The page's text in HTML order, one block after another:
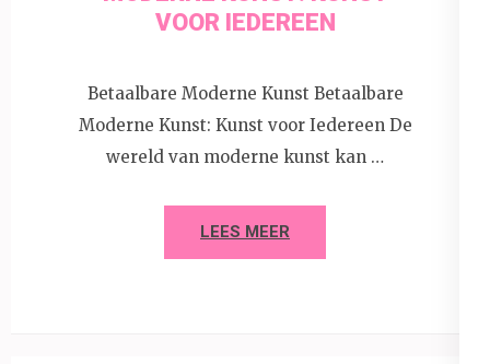
VOOR IEDEREEN
Betaalbare Moderne Kunst Betaalbare
Moderne Kunst: Kunst voor Iedereen De
wereld van moderne kunst kan …
LEES MEER